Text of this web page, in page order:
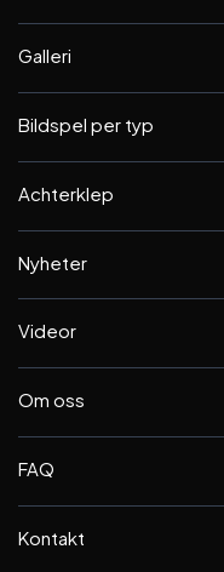
Galleri
Bildspel per typ
Achterklep
Nyheter
Videor
Om oss
FAQ
Kontakt